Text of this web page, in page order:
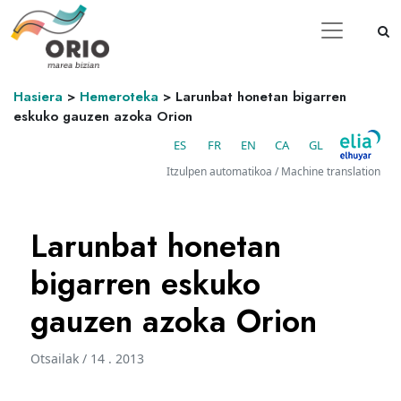
Hasiera > Hemeroteka > Larunbat honetan bigarren
eskuko gauzen azoka Orion
ES FR EN CA GL
Itzulpen automatikoa / Machine translation
Larunbat honetan
bigarren eskuko
gauzen azoka Orion
Otsailak / 14 . 2013